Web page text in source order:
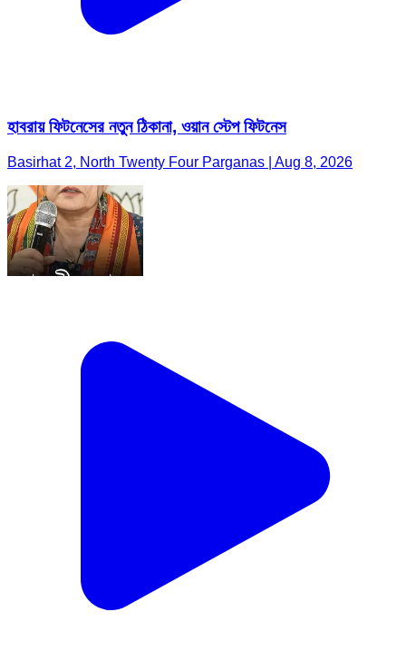
হাবরায় ফিটনেসের নতুন ঠিকানা, ওয়ান স্টেপ ফিটনেস
Basirhat 2, North Twenty Four Parganas | Aug 8, 2026